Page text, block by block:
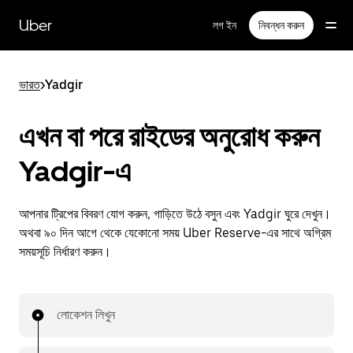
প্রধান
বিষয়সূচিতে
Uber লগ ইন নিবন্ধন করুন
ভারত>Yadgir
এখন বা পরে রাইডের অনুরোধ করুন
Yadgir-এ
আপনার ট্রিপের বিবরণ যোগ করুন, গাড়িতে উঠে বসুন এবং Yadgir ঘুরে দেখুন।
অথবা ৯০ দিন আগে থেকে যেকোনো সময় Uber Reserve-এর সাথে অগ্রিম
সময়সূচি নির্ধারণ করুন।
লোকেশন লিখুন